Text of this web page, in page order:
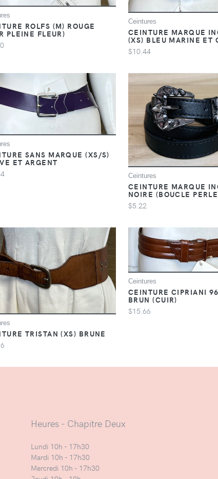
ROLFS (M) ROUGE
PLEINE FLEUR)
Ceintures
CEINTURE MARQUE
(XS) BLEU MARINE ET
$10.44
SANS MARQUE (XS/S)
ET ARGENT
Ceintures
CEINTURE MARQUE
NOIRE (BOUCLE
$5.22
TRISTAN (XS) BRUNE
Ceintures
CEINTURE CIPRIANI
BRUN (CUIR)
$15.66
Heures - Chapitre Deux
Lundi 10h - 17h30
Mardi 10h - 17h30
Mercredi 10h - 17h30